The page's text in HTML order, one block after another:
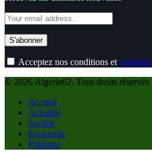
Acceptez nos conditions et politique
© 2026 Algerie62. Tous droits réservés
Accueil
Actualité
Société
Economie
Politique